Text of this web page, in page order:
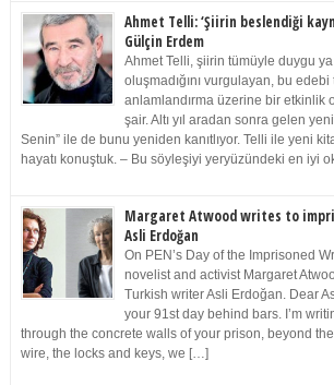
Ahmet Telli: ‘Şiirin beslendiği
Gülçin Erdem
Ahmet Telli, şiirin tümüyle duygu
oluşmadığını vurgulayan, bu
anlamlandırma üzerine bir etkinlik
şair. Altı yıl aradan sonra gelen yeni
Senin” ile de bunu yeniden kanıtlıyor. Telli ile yeni
hayatı konuştuk. – Bu söyleşiyi yeryüzündeki en iyi
Margaret Atwood writes to
Asli Erdoğan
On PEN’s Day of the Imprisoned
novelist and activist Margaret
Turkish writer Asli Erdoğan. Dear
your 91st day behind bars. I’m
through the concrete walls of your prison, beyond
wire, the locks and keys, we […]